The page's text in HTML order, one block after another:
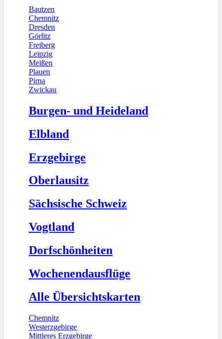
Bautzen
Chemnitz
Dresden
Görlitz
Freiberg
Leipzig
Meißen
Plauen
Pirna
Zwickau
Burgen- und Heideland
Elbland
Erzgebirge
Oberlausitz
Sächsische Schweiz
Vogtland
Dorfschönheiten
Wochenendausflüge
Alle Übersichtskarten
Chemnitz
Westerzgebirge
Mittleres Erzgebirge